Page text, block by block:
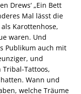
Drews‘ „Ein Bett
Mal lässt die
Karottenhose,
waren. Und
Publikum auch mit
und
Tattoos,
Wann und
welche Träume